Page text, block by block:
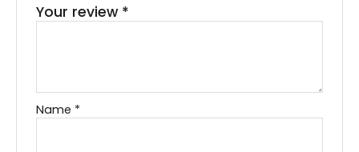
Your review *
Name *